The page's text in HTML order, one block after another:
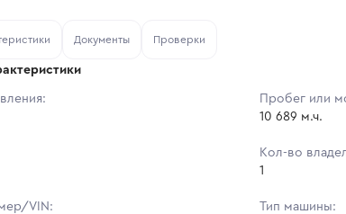
Документы Проверки
Пробег или
10 689 м.ч.
Кол-во
1
VIN:
Тип машины: